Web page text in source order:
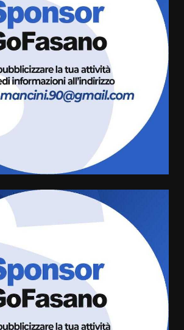
Fasanese ferito a colpi di arma
da fuoco
6 Agosto 2026 18:13
Carta d’identità: continua il piano
di aperture straordinarie del
Comune di Fasano
cittadina di Fratelli d’Italia,
pronta a tornare in Consiglio
comunale
6 Agosto 2026 08:00
Cura dei beni comuni e
cittadinanza attiva: online
l’avviso per la gestione
condivisa della Villetta di
Laureto